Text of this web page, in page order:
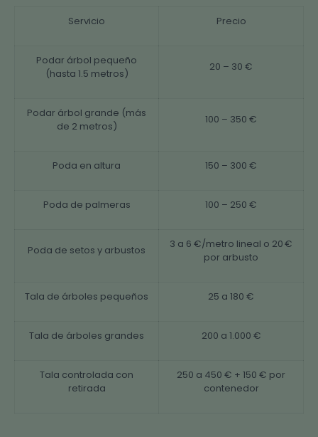
Servicio Precio
Podar árbol pequeño
(hasta 1.5 metros)
20 – 30 €
Podar árbol grande (más
de 2 metros)
100 – 350 €
Poda en altura 150 – 300 €
Poda de palmeras 100 – 250 €
Poda de setos y arbustos
3 a 6 €/metro lineal o 20 €
por arbusto
Tala de árboles pequeños 25 a 180 €
Tala de árboles grandes 200 a 1.000 €
Tala controlada con
retirada
250 a 450 € + 150 € por
contenedor